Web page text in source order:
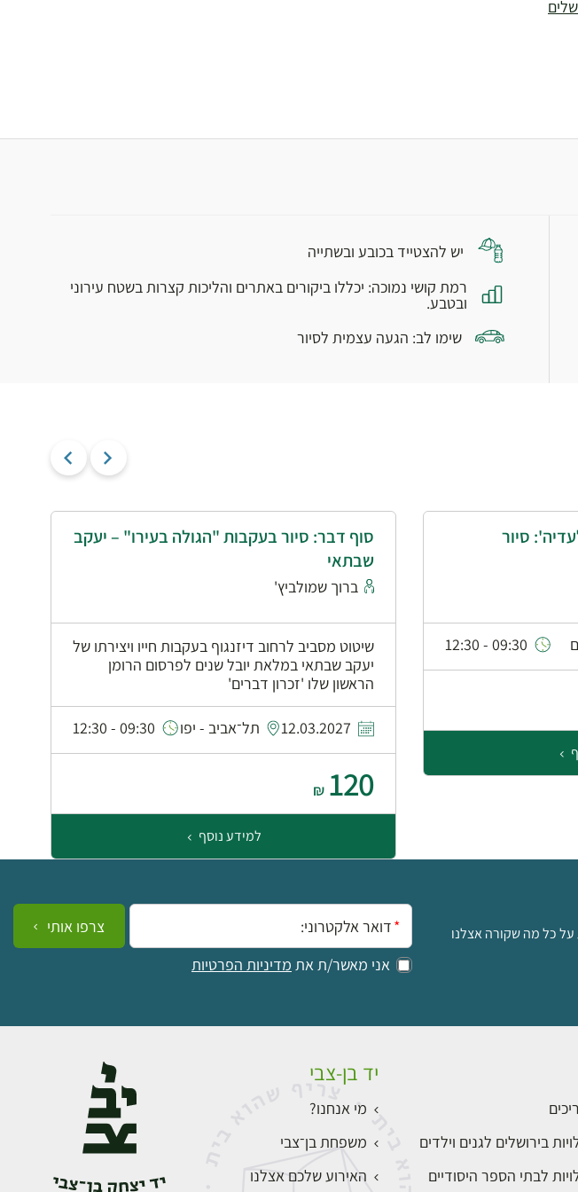
יש להצטייד בכובע ובשתייה
רמת קושי נמוכה: יכללו ביקורים באתרים והליכות קצרות בשטח עירוני
ובטבע.
שימו לב: הגעה עצמית לסיור
סיור
09:30 - 12:30
סוף דבר: סיור בעקבות "הגולה בעירו" – יעקב
שבתאי
ברוך שמולביץ'
שיטוט מסביב לרחוב דיזנגוף בעקבות חייו ויצירתו של
יעקב שבתאי במלאת יובל שנים לפרסום הרומן
הראשון שלו 'זכרון דברים'
12.03.2027 תל־אביב - יפו 09:30 - 12:30
120
₪
למידע נוסף
על כל מה שקורה אצלנו
אימייל:
אני מאשר/ת את מדיניות הפרטיות
צרפו אותי
בירושלים לגנים וילדים
לבתי הספר היסודיים
יד בן-צבי
מי אנחנו?
משפחת בן־צבי
האירוע שלכם אצלנו